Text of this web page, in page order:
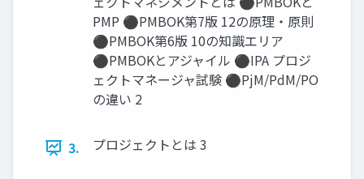
PMP ⚫PMBOK第7版 12の原理・原則
⚫PMBOK第6版 10の知識エリア
⚫PMBOKとアジャイル ⚫IPA プロジ
ェクトマネージャ試験 ⚫PjM/PdM/PO
の違い 2
3. プロジェクトとは 3